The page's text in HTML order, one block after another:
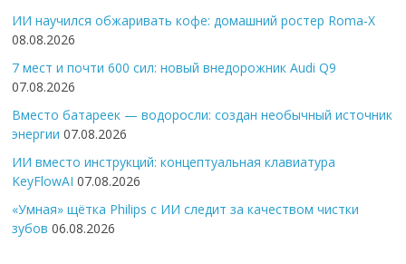
ИИ научился обжаривать кофе: домашний ростер Roma-X
08.08.2026
7 мест и почти 600 сил: новый внедорожник Audi Q9
07.08.2026
Вместо батареек — водоросли: создан необычный источник
энергии 07.08.2026
ИИ вместо инструкций: концептуальная клавиатура
KeyFlowAI 07.08.2026
«Умная» щётка Philips с ИИ следит за качеством чистки
зубов 06.08.2026